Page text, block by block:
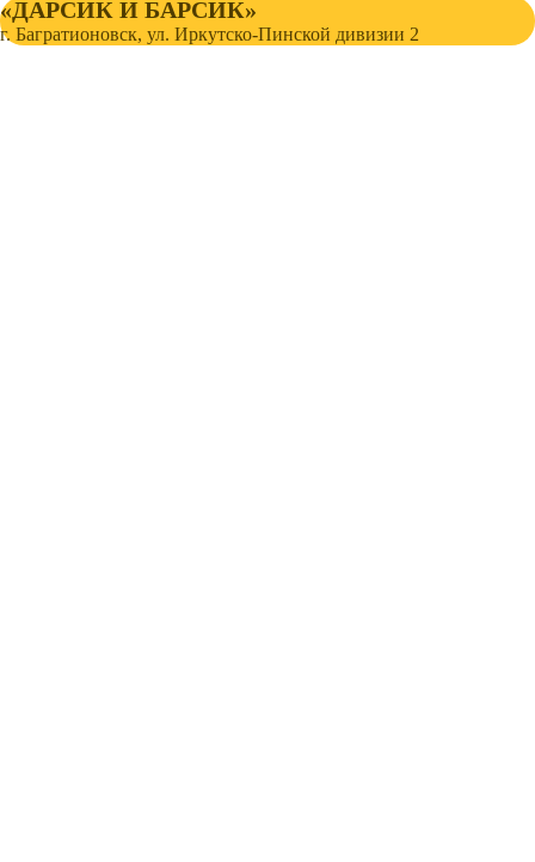
«ДАРСИК И БАРСИК»
г. Багратионовск, ул. Иркутско-Пинской дивизии 2